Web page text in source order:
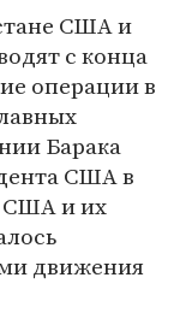
США и
с конца
операции в
Барака
США в
США и их
движения